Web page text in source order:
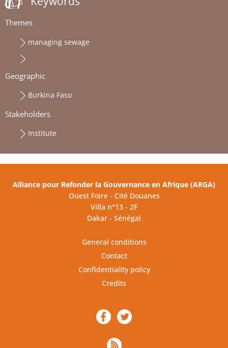
Themes
managing sewage
Geographic
Burkina Faso
Stakeholders
Institute
Alliance pour Refonder la Gouvernance en Afrique (ARGA)
Ouest Foire - Cité Douanes
Villa n°13 - 2F
Dakar - Sénégal
General conditions
Contact
Confidentiality policy
Credits